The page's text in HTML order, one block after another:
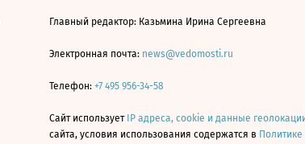
Главный редактор: Казьмина Ирина Сергеевна
Электронная почта: news@vedomosti.ru
Телефон: +7 495 956-34-58
Сайт использует IP адреса, cookie и данные
сайта, условия использования содержатся в